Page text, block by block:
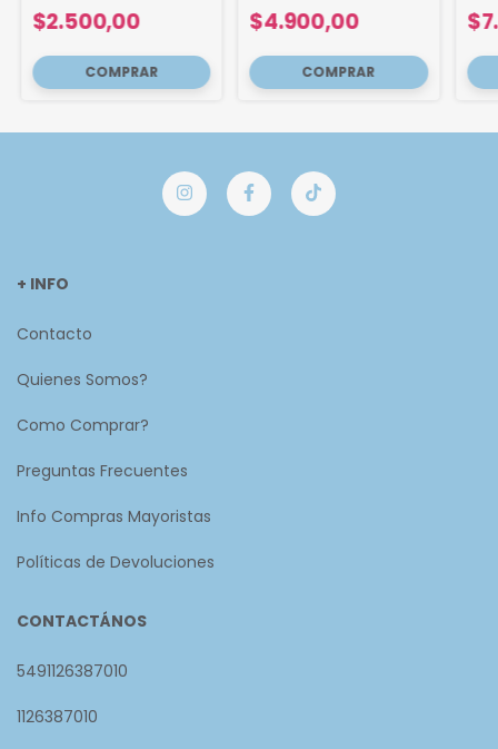
$2.500,00 $4.900,00
+ INFO
Contacto
Quienes Somos?
Como Comprar?
Preguntas Frecuentes
Info Compras Mayoristas
Políticas de Devoluciones
CONTACTÁNOS
5491126387010
1126387010